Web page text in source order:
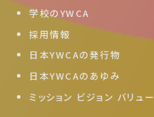
学校のYWCA
採用情報
日本YWCAの発行物
日本YWCAのあゆみ
ミッション ビジョン バリュー